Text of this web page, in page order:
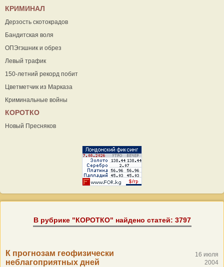
КРИМИНАЛ
Дерзость скотокрадов
Бандитская воля
ОПЭгэшник и обрез
Левый трафик
150-летний рекорд побит
Цветметчик из Марказа
Криминальные войны
КОРОТКО
Новый Пресняков
В рубрике "КОРОТКО" найдено статей: 3797
К прогнозам геофизически
неблагоприятных дней
16 июля
2004